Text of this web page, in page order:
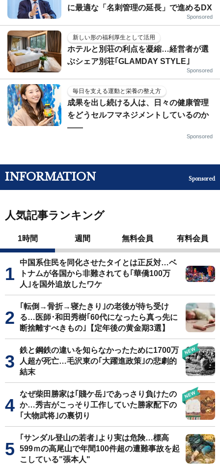
に最適な「名刺管理の延長」で進めるDX
Sponsored
新しい形の福利厚生として活用
ホテルと別荘の利点を凝縮…経営者が選
ぶシェア別荘｢GLAMDAY STYLE｣
Sponsored
毎日を支える運動と栄養の整え方
成果を出し続ける人は、日々の健康管理
をどうセルフマネジメントしているのか
——
Sponsored
INFORMATION Sponsored
人気記事ランキング
1時間 週間 無料会員 有料会員
中国系住民を同化させたタイとは正反対…ベ
トナムが各国から非難されても｢華僑100万
人｣を国外追放したワケ
｢転倒→骨折→寝たきり｣の老後が待ち受け
る…医師･和田秀樹｢60代になったら真っ先に
断捨離すべきもの｣【定年後の黄金期3選】
鉄と鋼鉄の違いを知らなかったために1700万
人超が死亡…毛沢東の｢大躍進政策｣の悲劇的
結末
なぜ柴田勝家は｢賤ケ岳｣であっさり負けたの
か…秀吉がこっそり工作していた勝家配下の
｢大物武将｣の裏切り
｢サンダル登山の若者｣より実は危険…標高
599ｍの高尾山で年間100件超の遭難事故を起
こしている"張本人"